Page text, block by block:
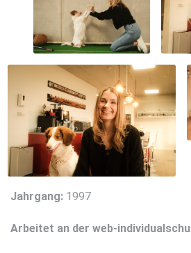
Jahrgang: 1997
Arbeitet an der web-